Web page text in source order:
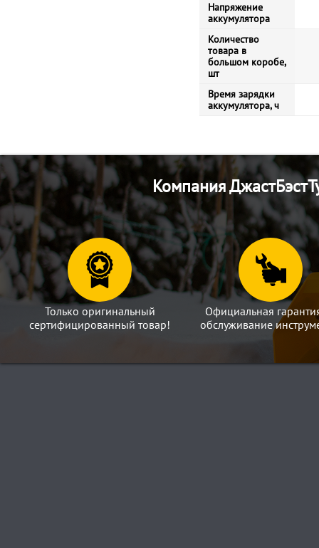
Напряжение
аккумулятора
Количество
товара в
большом коробе,
шт
Время зарядки
аккумулятора, ч
Компания
Только оригинальный
сертифицированный товар!
Официальная
обслуживание